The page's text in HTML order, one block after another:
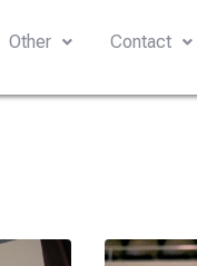
Other Contact